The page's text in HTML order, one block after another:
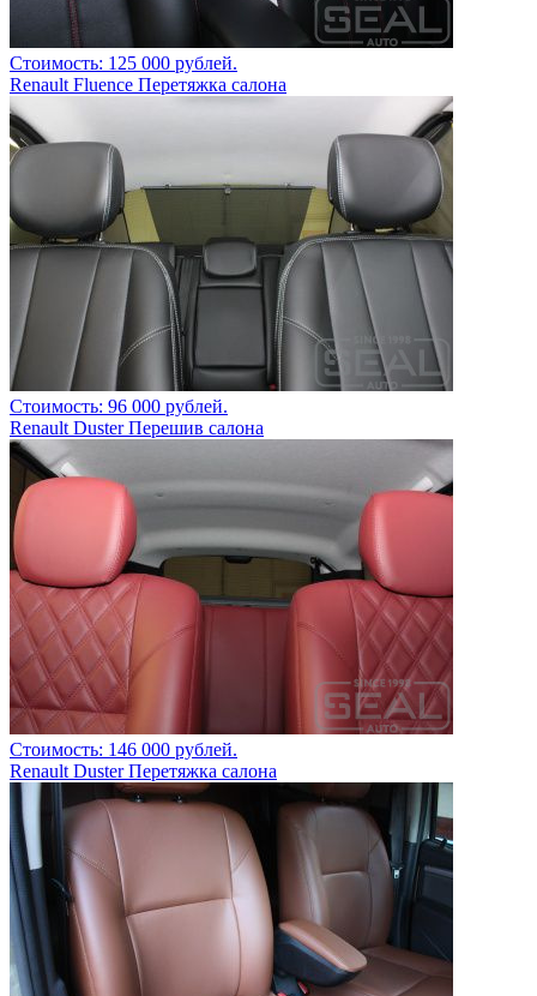
Стоимость: 125 000 рублей.
Renault Fluence Перетяжка салона
Стоимость: 96 000 рублей.
Renault Duster Перешив салона
Стоимость: 146 000 рублей.
Renault Duster Перетяжка салона